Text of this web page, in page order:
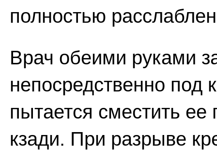
полностью
Врач обеими руками
непосредственно под
пытается сместить
кзади. При разрыве